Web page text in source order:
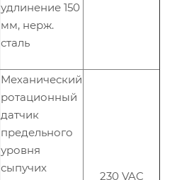
удлинение 150
мм, нерж.
сталь
Механический
ротационный
датчик
предельного
уровня
сыпучих
230 VAC